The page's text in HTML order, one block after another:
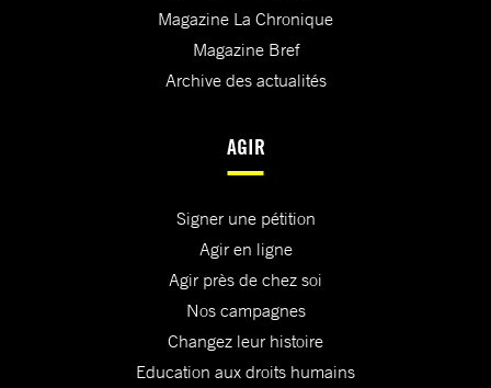
Magazine La Chronique
Magazine Bref
Archive des actualités
AGIR
Signer une pétition
Agir en ligne
Agir près de chez soi
Nos campagnes
Changez leur histoire
Education aux droits humains